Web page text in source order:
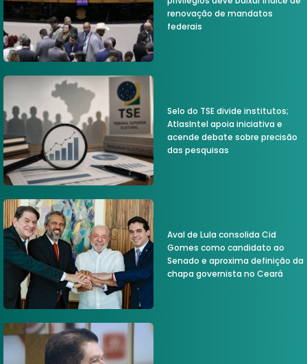
renovação de mandatos
federais
Selo do TSE divide institutos;
AtlasIntel apoia iniciativa e
acende debate sobre precisão
das pesquisas
Aval de Lula consolida Cid
Gomes como candidato ao
Senado e aproxima definição da
chapa governista no Ceará